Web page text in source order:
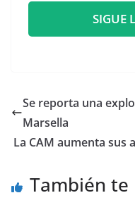
SIGUE
Se reporta una
Marsella
La CAM aumenta sus
También